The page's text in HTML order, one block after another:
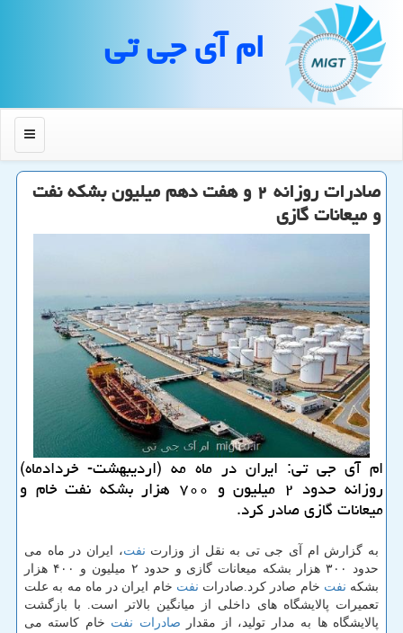
ام آی جی تی
منو
صادرات روزانه ۲ و هفت دهم میلیون بشكه نفت
و میعانات گازی
ام آی جی تی: ایران در ماه مه (اردیبهشت- خردادماه)
روزانه حدود ۲ میلیون و ۷۰۰ هزار بشكه نفت خام و
میعانات گازی صادر كرد.
به گزارش ام آی جی تی به نقل از وزارت نفت، ایران در ماه می
حدود ۳۰۰ هزار بشكه میعانات گازی و حدود ۲ میلیون و ۴۰۰ هزار
بشكه نفت خام صادر كرد.صادرات نفت خام ایران در ماه مه به علت
تعمیرات پالایشگاه های داخلی از میانگین بالاتر است. با بازگشت
پالایشگاه ها به مدار تولید، از مقدار صادرات نفت خام كاسته می